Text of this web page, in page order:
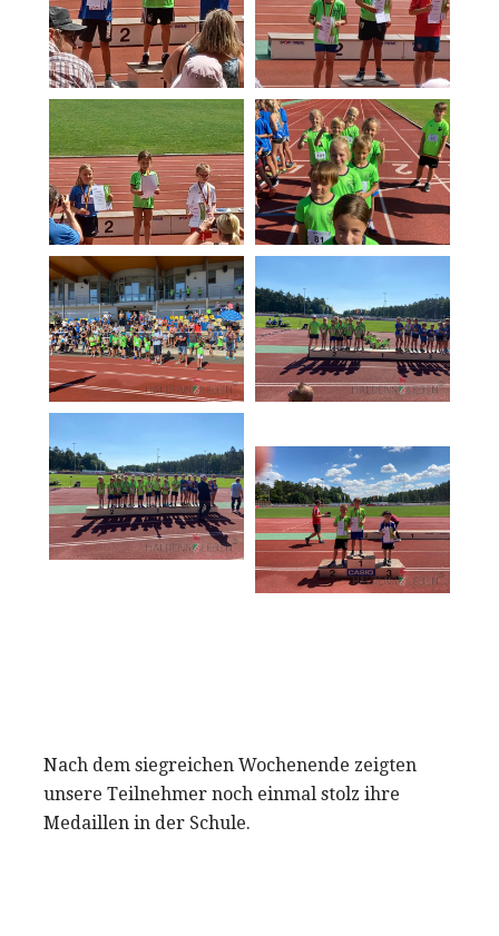
Nach dem siegreichen Wochenende zeigten
unsere Teilnehmer noch einmal stolz ihre
Medaillen in der Schule.